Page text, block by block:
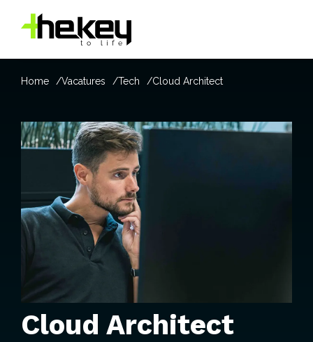
Home Vacatures Tech Cloud Architect
Cloud Architect